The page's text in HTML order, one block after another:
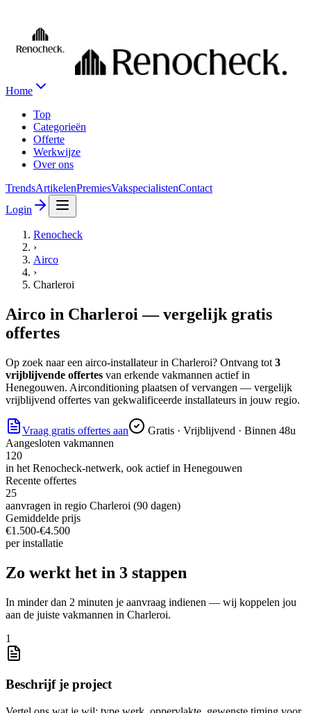
Home
Top
Categorieën
Offerte
Werkwijze
Over ons
TrendsArtikelenPremiesVakspecialistenContact
Login
Renocheck
›
Airco
›
Charleroi
Airco in Charleroi — vergelijk gratis
offertes
Op zoek naareen airco-installateurin Charleroi? Ontvang tot 3
vrijblijvende offertes van erkende vakmannen actief in
Henegouwen. Airconditioning plaatsen of vervangen — vergelijk
vrijblijvend offertes van gekwalificeerde installateurs in jouw regio.
Vraag gratis offertes aan
Gratis · Vrijblijvend · Binnen 48u
Aangesloten vakmannen
120
in het Renocheck-netwerk, ook actief in Henegouwen
Recente offertes
25
aanvragen in regio Charleroi (90 dagen)
Gemiddelde prijs
€1.500-€4.500
perinstallatie
Zo werkt het in 3 stappen
In minder dan 2 minuten je aanvraag indienen — wij koppelen jou
aan de juiste vakmannen in Charleroi.
1
Beschrijf je project